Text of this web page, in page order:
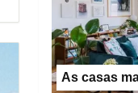
As casas